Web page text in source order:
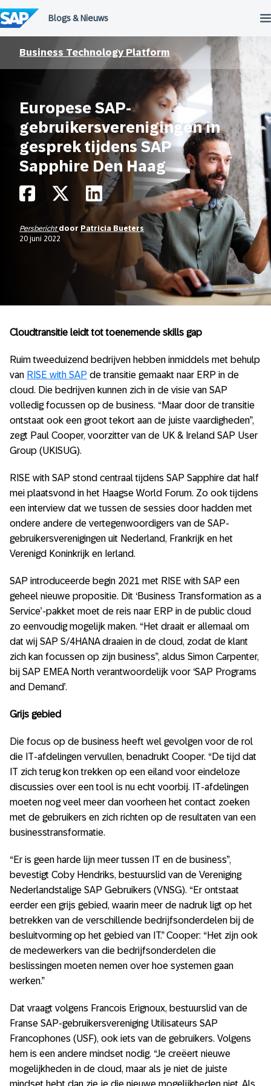
naar
de
inhoud
Business Technology Platform
Europese SAP-
gebruikersverenigingen in
gesprek tijdens SAP
Sapphire Den Haag
Persbericht door Patricia Bueters
20 juni 2022
Cloudtransitie leidt tot toenemende skills gap
Ruim tweeduizend bedrijven hebben inmiddels met behulp
van RISE with SAP de transitie gemaakt naar ERP in de
cloud. Die bedrijven kunnen zich in de visie van SAP
volledig focussen op de business. “Maar door de transitie
ontstaat ook een groot tekort aan de juiste vaardigheden”,
zegt Paul Cooper, voorzitter van de UK & Ireland SAP User
Group (UKISUG).
RISE with SAP stond centraal tijdens SAP Sapphire dat half
mei plaatsvond in het Haagse World Forum. Zo ook tijdens
een interview dat we tussen de sessies door hadden met
ondere andere de vertegenwoordigers van de SAP-
gebruikersverenigingen uit Nederland, Frankrijk en het
Verenigd Koninkrijk en Ierland.
SAP introduceerde begin 2021 met RISE with SAP een
geheel nieuwe propositie. Dit ‘Business Transformation as a
Service’-pakket moet de reis naar ERP in de public cloud
zo eenvoudig mogelijk maken. “Het draait er allemaal om
dat wij SAP S/4HANA draaien in de cloud, zodat de klant
zich kan focussen op zijn business”, aldus Simon Carpenter,
bij SAP EMEA North verantwoordelijk voor ‘SAP Programs
and Demand’.
Grijs gebied
Die focus op de business heeft wel gevolgen voor de rol
die IT-afdelingen vervullen, benadrukt Cooper. “De tijd dat
IT zich terug kon trekken op een eiland voor eindeloze
discussies over een tool is nu echt voorbij. IT-afdelingen
moeten nog veel meer dan voorheen het contact zoeken
met de gebruikers en zich richten op de resultaten van een
businesstransformatie.
“Er is geen harde lijn meer tussen IT en de business”,
bevestigt Coby Hendriks, bestuurslid van de Vereniging
Nederlandstalige SAP Gebruikers (VNSG). “Er ontstaat
eerder een grijs gebied, waarin meer de nadruk ligt op het
betrekken van de verschillende bedrijfsonderdelen bij de
besluitvorming op het gebied van IT.” Cooper: “Het zijn ook
de medewerkers van die bedrijfsonderdelen die
beslissingen moeten nemen over hoe systemen gaan
werken.”
Dat vraagt volgens Francois Erignoux, bestuurslid van de
Franse SAP-gebruikersvereniging Utilisateurs SAP
Francophones (USF), ook iets van de gebruikers. Volgens
hem is een andere mindset nodig. “Je creëert nieuwe
mogelijkheden in de cloud, maar als je niet de juiste
mindset hebt dan zie je die nieuwe mogelijkheden niet. Als